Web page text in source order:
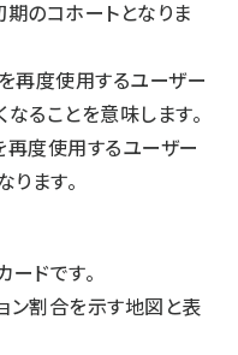
のコホートとなりま
再度使用するユーザー
ることを意味します。
再度使用するユーザー
ります。
ドです。
ン割合を示す地図と表